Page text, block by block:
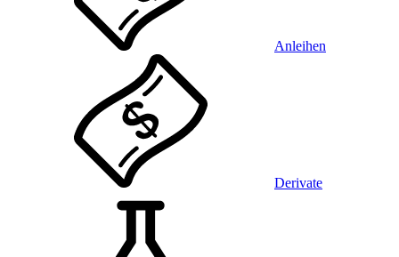
Anleihen
Derivate